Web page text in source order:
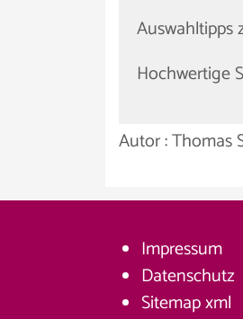
Auswahltipps
Hochwertige
Autor : Thomas
Impressum
Datenschutz
Sitemapxml